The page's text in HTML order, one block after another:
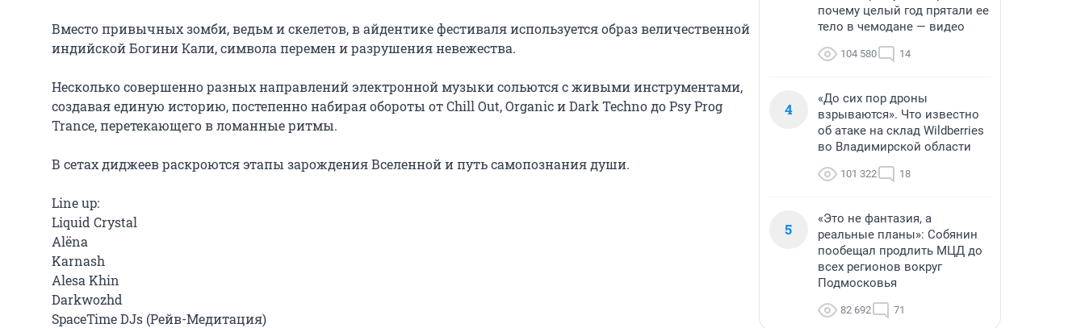
Вместо привычных зомби, ведьм и скелетов, в айдентике фестиваля используется образ величественной
индийской Богини Кали, символа перемен и разрушения невежества.
Несколько совершенно разных направлений электронной музыки сольются с живыми инструментами,
создавая единую историю, постепенно набирая обороты от Chill Out, Organic и Dark Techno до Psy Prog
Trance, перетекающего в ломанные ритмы.
В сетах диджеев раскроются этапы зарождения Вселенной и путь самопознания души.
Line up:
Liquid Crystal
Alëna
Karnash
Alesa Khin
Darkwozhd
SpaceTime DJs (Рейв-Медитация)
почему целый год прятали ее
тело в чемодане — видео
104 580 14
4
«До сих пор дроны
взрываются». Что известно
об атаке на склад Wildberries
во Владимирской области
101 322 18
5
«Это не фантазия, а
реальные планы»: Собянин
пообещал продлить МЦД до
всех регионов вокруг
Подмосковья
82 692 71